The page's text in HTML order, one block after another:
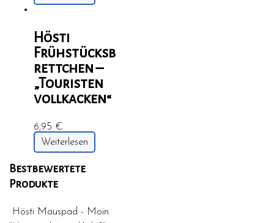
Hösti
Frühstücksb
rettchen –
„Touristen
vollkacken“
6,95 €
Weiterlesen
Bestbewertete
Produkte
Hösti Mauspad - Moin